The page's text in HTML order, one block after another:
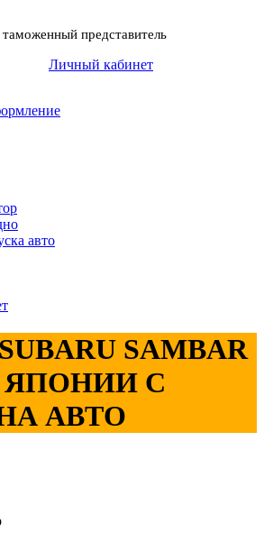
представитель
Личный кабинет
авто
SAMBAR
ЯПОНИИ С
АВТО